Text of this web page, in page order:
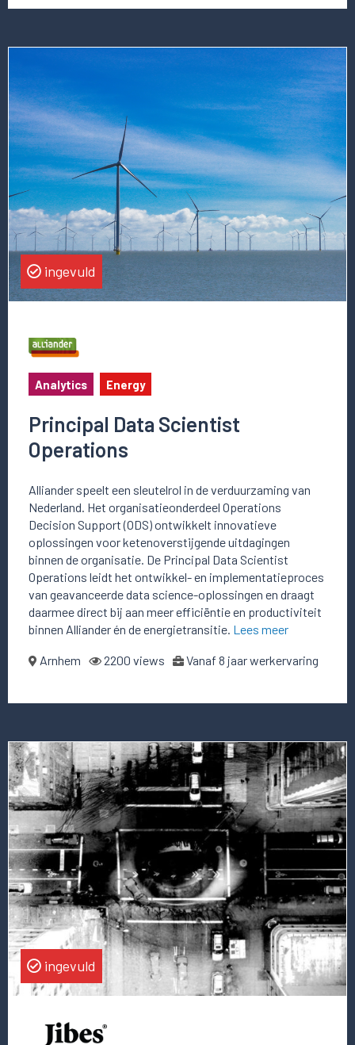
over
deze
vacature
Principal
Data
Scientist
Operations
ingevuld
Analytics Energy
Principal Data Scientist
Operations
Alliander speelt een sleutelrol in de verduurzaming van
Nederland. Het organisatieonderdeel Operations
Decision Support (ODS) ontwikkelt innovatieve
oplossingen voor ketenoverstijgende uitdagingen
binnen de organisatie. De Principal Data Scientist
Operations leidt het ontwikkel- en implementatieproces
van geavanceerde data science-oplossingen en draagt
daarmee direct bij aan meer efficiëntie en productiviteit
binnen Alliander én de energietransitie. Lees meer
Arnhem 2200 views Vanaf 8 jaar werkervaring
Lees
meer
over
deze
vacature
Consulting
Director
Data
Analytics
ingevuld